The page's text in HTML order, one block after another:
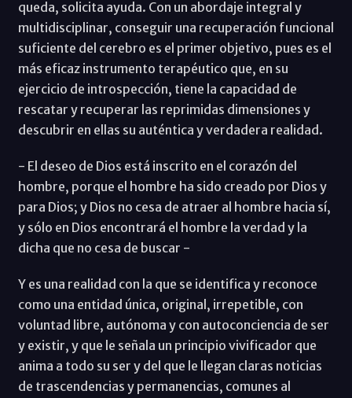
queda, solicita ayuda. Con un abordaje integral y
multidisciplinar, conseguir una recuperación funcional
suficiente del cerebro es el primer objetivo, pues es el
más eficaz instrumento terapéutico que, en su
ejercicio de introspección, tiene la capacidad de
rescatar y recuperar las reprimidas dimensiones y
descubrir en ellas su auténtica y verdadera realidad.
- El deseo de Dios está inscrito en el corazón del
hombre, porque el hombre ha sido creado por Dios y
para Dios; y Dios no cesa de atraer al hombre hacia sí,
y sólo en Dios encontrará el hombre la verdad y la
dicha que no cesa de buscar -
Y es una realidad con la que se identifica y reconoce
como una entidad única, original, irrepetible, con
voluntad libre, autónoma y con autoconciencia de ser
y existir, y que le señala un principio vivificador que
anima a todo su ser y del que le llegan claras noticias
de trascendencias y permanencias, comunes al